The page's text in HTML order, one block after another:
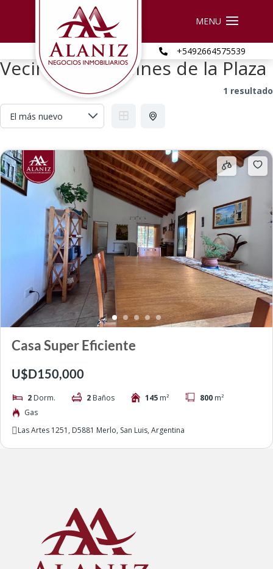
 +5492664575539
Vecindario:Jardines de la Plaza
1 resultado
Casa Super Eficiente
U$D150,000
2 Dorm. 2 Baños 145 m² 800 m²
Gas
Las Artes 1251, D5881 Merlo, San Luis, Argentina